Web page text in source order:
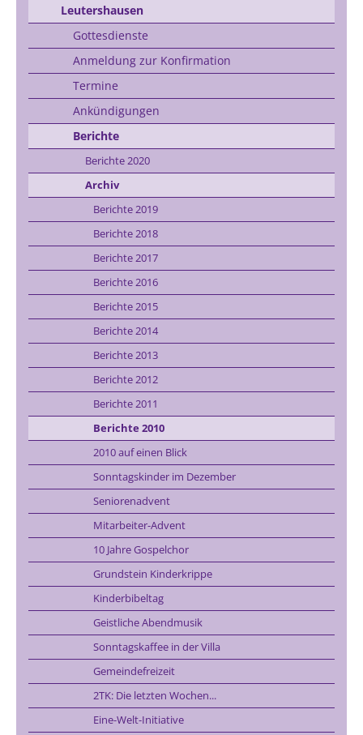
Leutershausen
Gottesdienste
Anmeldung zur Konfirmation
Termine
Ankündigungen
Berichte
Berichte 2020
Archiv
Berichte 2019
Berichte 2018
Berichte 2017
Berichte 2016
Berichte 2015
Berichte 2014
Berichte 2013
Berichte 2012
Berichte 2011
Berichte 2010
2010 auf einen Blick
Sonntagskinder im Dezember
Seniorenadvent
Mitarbeiter-Advent
10 Jahre Gospelchor
Grundstein Kinderkrippe
Kinderbibeltag
Geistliche Abendmusik
Sonntagskaffee in der Villa
Gemeindefreizeit
2TK: Die letzten Wochen...
Eine-Welt-Initiative